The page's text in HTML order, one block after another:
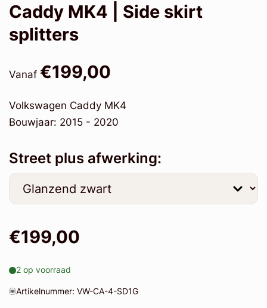
Caddy MK4 | Side skirt
splitters
Vanaf €199,00
Volkswagen Caddy MK4
Bouwjaar: 2015 - 2020
Street plus afwerking:
€199,00
2 op voorraad
Artikelnummer: VW-CA-4-SD1G